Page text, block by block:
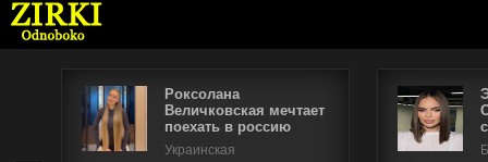
Роксолана
Величковская мечтает
поехать в россию
Украинская
Имя